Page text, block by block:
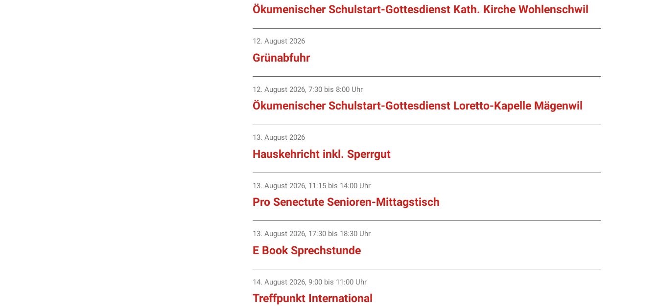
Ökumenischer Schulstart-Gottesdienst Kath. Kirche Wohlenschwil
Grünabfuhr
12. August 2026
Ökumenischer Schulstart-Gottesdienst Loretto-Kapelle Mägenwil
12. August 2026,7:30 bis 8:00 Uhr
Hauskehricht inkl. Sperrgut
13. August 2026
Pro Senectute Senioren-Mittagstisch
13. August 2026, 11:15 bis 14:00 Uhr
E Book Sprechstunde
13. August 2026, 17:30 bis 18:30 Uhr
Treffpunkt International
14. August 2026,9:00 bis 11:00 Uhr